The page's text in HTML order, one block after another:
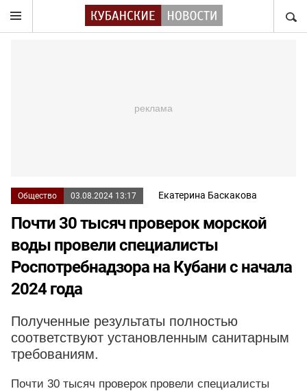
Общество 03.08.2024 13:17 Екатерина Баскакова
Почти 30 тысяч проверок морской
воды провели специалисты
Роспотребнадзора на Кубани с начала
2024 года
Полученные результаты полностью
соответствуют установленным санитарным
требованиям.
Почти 30 тысяч проверок провели специалисты